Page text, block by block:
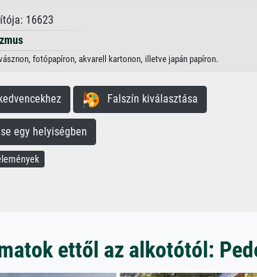
16623
fotópapíron, akvarell kartonon, illetve japán papíron.
Falszín kiválasztása
egy helyiségben
ettől az alkotótól: